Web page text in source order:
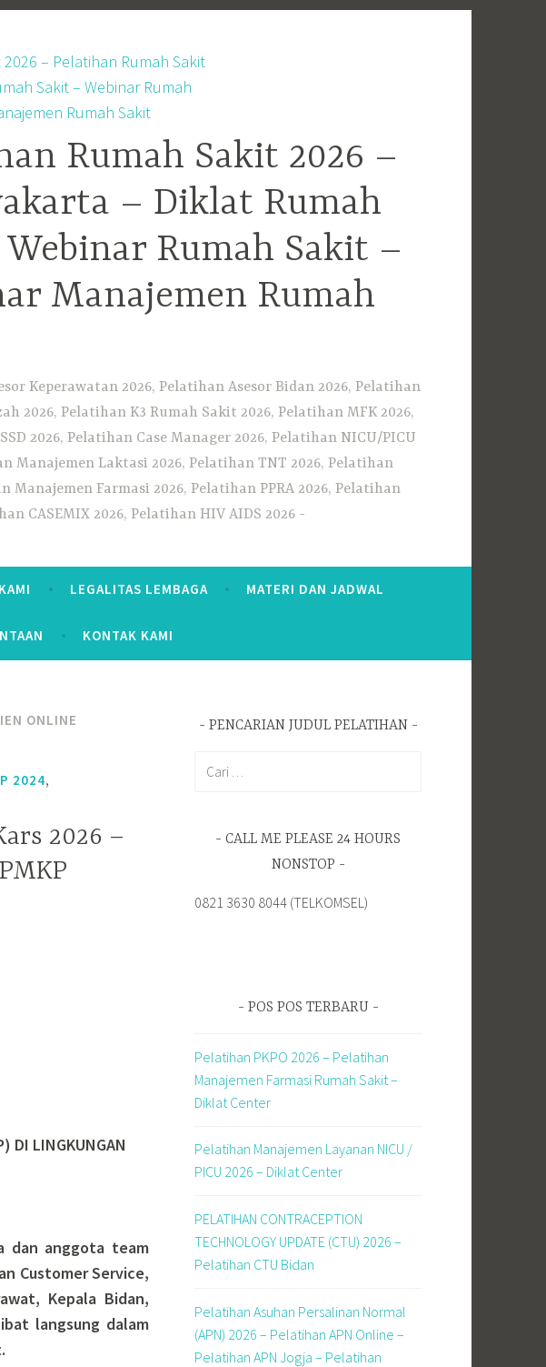
Rumah Sakit 2026 –
– Diklat Rumah
Rumah Sakit –
Manajemen Rumah
Keperawatan 2026, Pelatihan Asesor Bidan 2026, Pelatihan
2026, Pelatihan K3 Rumah Sakit 2026, Pelatihan MFK 2026,
2026, Pelatihan Case Manager 2026, Pelatihan NICU/PICU
Manajemen Laktasi 2026, Pelatihan TNT 2026, Pelatihan
Farmasi 2026, Pelatihan PPRA 2026, Pelatihan
CASEMIX 2026, Pelatihan HIV AIDS 2026
LEGALITAS LEMBAGA MATERI DAN JADWAL
KONTAK KAMI
ONLINE
2024,
2026 –
DI LINGKUNGAN
dan anggota team
Customer Service,
Kepala Bidan,
langsung dalam
PENCARIAN JUDUL PELATIHAN
CALL ME PLEASE 24 HOURS
NONSTOP
0821 3630 8044 (TELKOMSEL)
POS POS TERBARU
Pelatihan PKPO 2026 – Pelatihan
Manajemen Farmasi Rumah Sakit –
Diklat Center
Pelatihan Manajemen Layanan NICU /
PICU 2026 – Diklat Center
PELATIHAN CONTRACEPTION
TECHNOLOGY UPDATE (CTU) 2026 –
Pelatihan CTU Bidan
Pelatihan Asuhan Persalinan Normal
(APN) 2026 – Pelatihan APN Online –
Pelatihan APN Jogja – Pelatihan